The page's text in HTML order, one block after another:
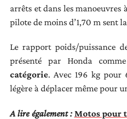
arrêts et dans les manoeuvres
pilote de moins d’1,70 m sent
Le rapport poids/puissance
présenté par Honda comme
catégorie. Avec 196 kg pour
légère à déplacer même pour
A lire également : Motos pour